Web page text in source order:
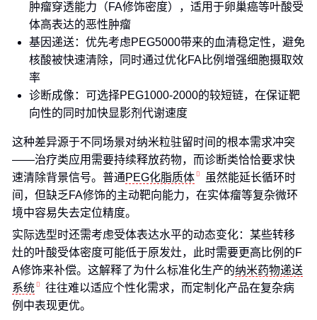
肿瘤穿透能力（FA修饰密度），适用于卵巢癌等叶酸受
体高表达的恶性肿瘤
基因递送：优先考虑PEG5000带来的血清稳定性，避免
核酸被快速清除，同时通过优化FA比例增强细胞摄取效
率
诊断成像：可选择PEG1000-2000的较短链，在保证靶
向性的同时加快显影剂代谢速度
这种差异源于不同场景对纳米粒驻留时间的根本需求冲突
——治疗类应用需要持续释放药物，而诊断类恰恰要求快
速清除背景信号。普通PEG化脂质体
虽然能延长循环时
间，但缺乏FA修饰的主动靶向能力，在实体瘤等复杂微环
境中容易失去定位精度。
实际选型时还需考虑受体表达水平的动态变化：某些转移
灶的叶酸受体密度可能低于原发灶，此时需要更高比例的F
A修饰来补偿。这解释了为什么标准化生产的纳米药物递送
系统
往往难以适应个性化需求，而定制化产品在复杂病
例中表现更优。